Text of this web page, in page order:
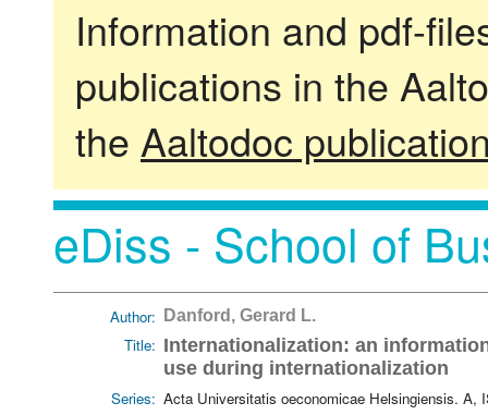
Information and pdf-
publications in the
the Aaltodoc
eDiss - School of
Author: Danford, Gerard L.
Title: Internationalization: an
use during internationalization
Series: Acta Universitatis oeconomicae Helsingiensis. A,